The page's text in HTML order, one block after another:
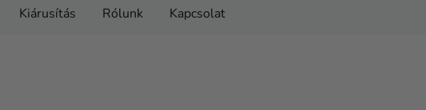
Kiárusítás Rólunk Kapcsolat